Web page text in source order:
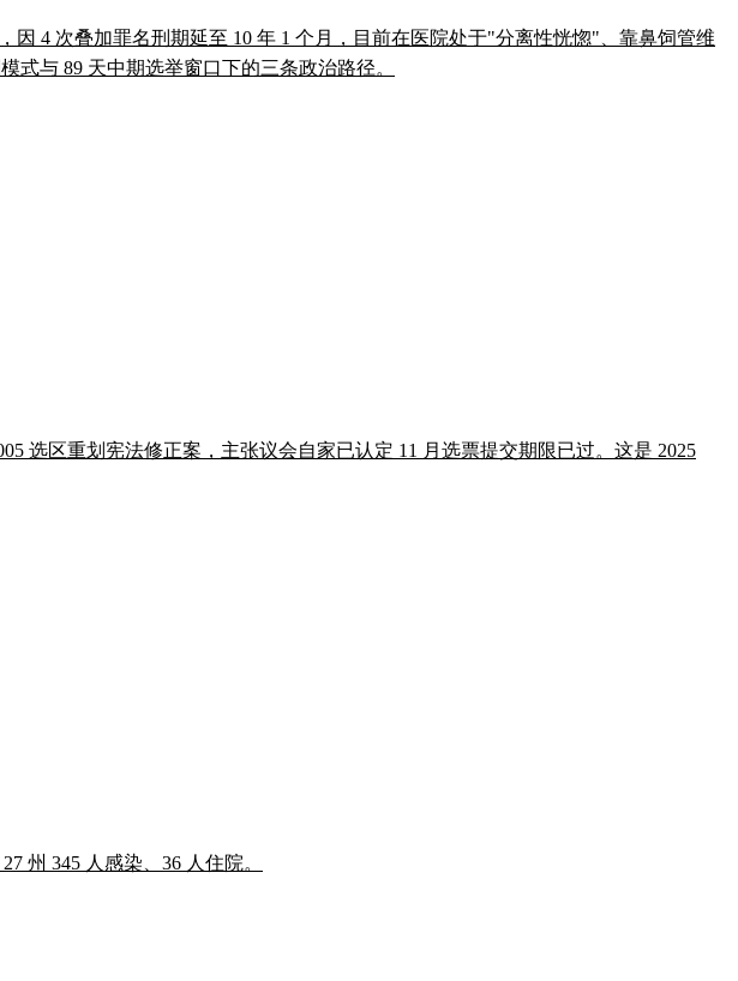
因 4 次叠加罪名刑期延至 10 年 1 个月，目前在医院处于"分离性恍惚"、靠鼻饲管维
式与 89 天中期选举窗口下的三条政治路径。
选区重划宪法修正案，主张议会自家已认定 11 月选票提交期限已过。这是 2025
州 345 人感染、36 人住院。